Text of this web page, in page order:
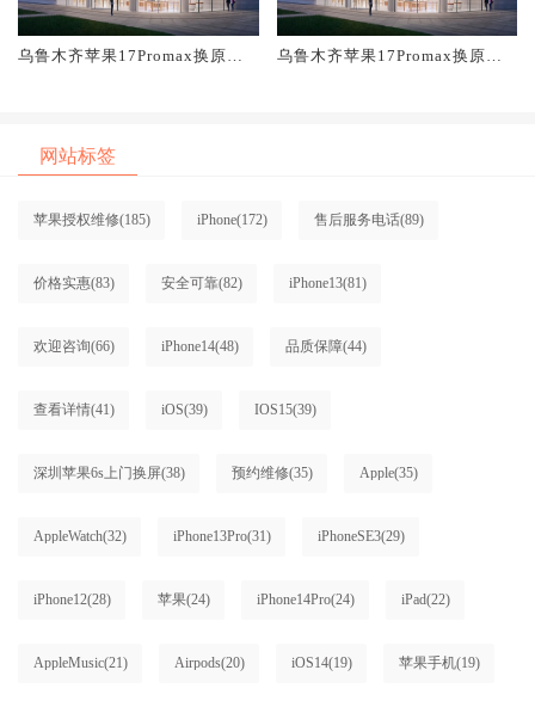
乌鲁木齐苹果17Promax换原装
乌鲁木齐苹果17Promax换原装
网站标签
苹果授权维修(185) iPhone(172) 售后服务电话(89)
价格实惠(83) 安全可靠(82) iPhone13(81)
欢迎咨询(66) iPhone14(48) 品质保障(44)
查看详情(41) iOS(39) IOS15(39)
深圳苹果6s上门换屏(38) 预约维修(35) Apple(35)
AppleWatch(32) iPhone13Pro(31) iPhoneSE3(29)
iPhone12(28) 苹果(24) iPhone14Pro(24) iPad(22)
AppleMusic(21) Airpods(20) iOS14(19) 苹果手机(19)